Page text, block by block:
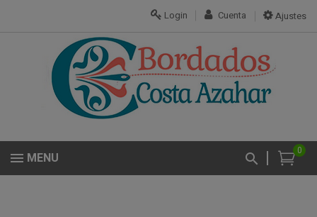
Ajustes
Cuenta
Login
0
MENU